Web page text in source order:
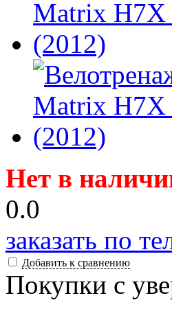
Нет в
0.0
заказать по
Добавить к сравнению
Покупки с